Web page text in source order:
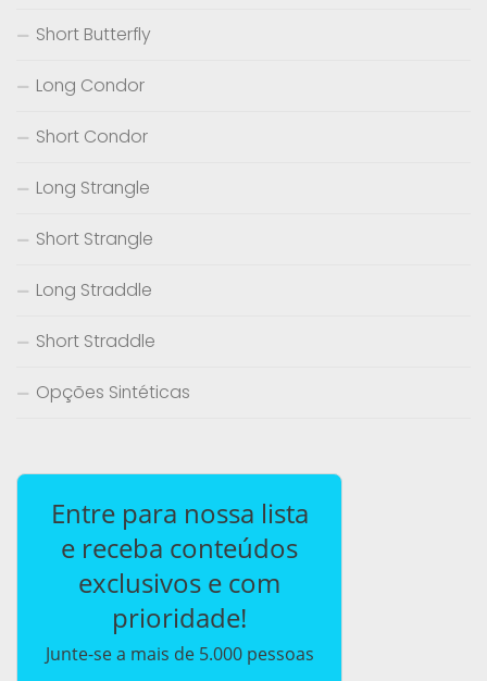
Short Butterfly
Long Condor
Short Condor
Long Strangle
Short Strangle
Long Straddle
Short Straddle
Opções Sintéticas
Entre para nossa lista
e receba conteúdos
exclusivos e com
prioridade!
Junte-se a mais de 5.000 pessoas